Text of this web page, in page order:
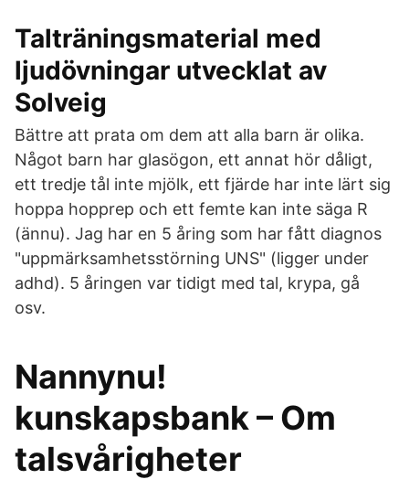
Talträningsmaterial med
ljudövningar utvecklat av
Solveig
Bättre att prata om dem att alla barn är olika.
Något barn har glasögon, ett annat hör dåligt,
ett tredje tål inte mjölk, ett fjärde har inte lärt sig
hoppa hopprep och ett femte kan inte säga R
(ännu). Jag har en 5 åring som har fått diagnos
"uppmärksamhetsstörning UNS" (ligger under
adhd). 5 åringen var tidigt med tal, krypa, gå
osv.
Nannynu!
kunskapsbank – Om
talsvårigheter